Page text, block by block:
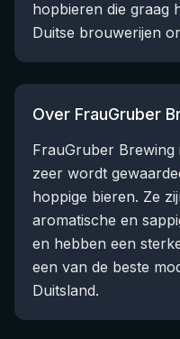
hopbieren die graag
Duitse brouwerijen
Over FrauGruber
FrauGruber Brewing
zeer wordt
hoppige bieren. Ze
aromatische en
en hebben een
een van de beste
Duitsland.